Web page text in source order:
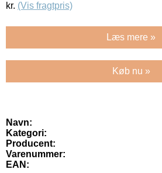
kr. (Vis fragtpris)
Læs mere »
Køb nu »
Navn:
Kategori:
Producent:
Varenummer:
EAN: